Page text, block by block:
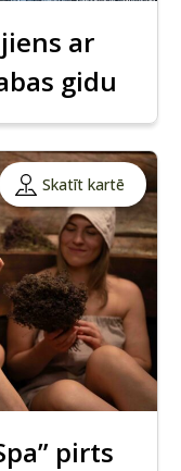
ar
gidu
Skatīt kartē
pirts